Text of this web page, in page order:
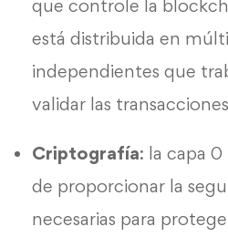
que controle la
está distribuida en
independientes que
validar las
Criptografía: la capa
de proporcionar la
necesarias para